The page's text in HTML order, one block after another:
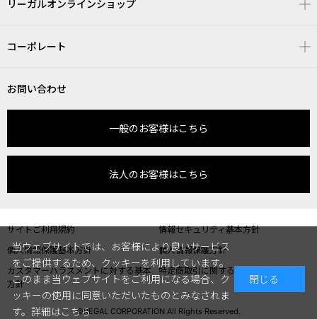
リーガルオンラインショップ
コーポレート
お問い合わせ
一般のお客様はこちら
法人のお客様はこちら
サイトご利用規約
情報セキュリティ基本方針
個人情報保護基本方針
個人情報保護方針
カスタマーハラスメントに対する基本
方針
特定商取引に関する表記
©REGAL CORPORATION All Rights Reserved.
当ウェブサイトでは、お客様により良いサービス
をご提供するため、クッキーを利用しています。
このまま当ウェブサイトをご利用になる場合、ク
ッキーの使用に同意いただいたものとみなされま
す。 詳細はこちら
閉じる